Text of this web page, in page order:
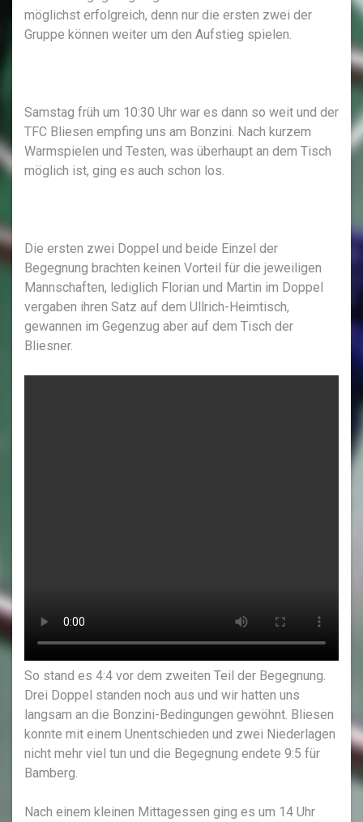
möglichst erfolgreich, denn nur die ersten zwei der
Gruppe können weiter um den Aufstieg spielen.
Samstag früh um 10:30 Uhr war es dann so weit und der
TFC Bliesen empfing uns am Bonzini. Nach kurzem
Warmspielen und Testen, was überhaupt an dem Tisch
möglich ist, ging es auch schon los.
Die ersten zwei Doppel und beide Einzel der
Begegnung brachten keinen Vorteil für die jeweiligen
Mannschaften, lediglich Florian und Martin im Doppel
vergaben ihren Satz auf dem Ullrich-Heimtisch,
gewannen im Gegenzug aber auf dem Tisch der
Bliesner.
So stand es 4:4 vor dem zweiten Teil der Begegnung.
Drei Doppel standen noch aus und wir hatten uns
langsam an die Bonzini-Bedingungen gewöhnt. Bliesen
konnte mit einem Unentschieden und zwei Niederlagen
nicht mehr viel tun und die Begegnung endete 9:5 für
Bamberg.
Nach einem kleinen Mittagessen ging es um 14 Uhr